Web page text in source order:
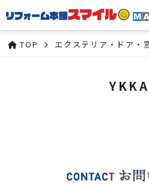
TOP エクステリア・ドア・